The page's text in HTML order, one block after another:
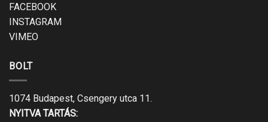
FACEBOOK
INSTAGRAM
VIMEO
BOLT
1074 Budapest, Csengery utca 11.
NYITVA TARTÁS: